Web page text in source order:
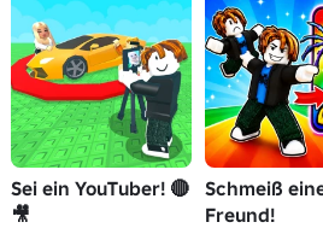
Sei ein YouTuber! 🔴
🎥
Schmeiß
Freund!